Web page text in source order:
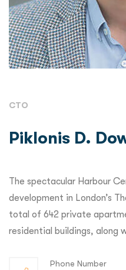
CTO
Piklonis D.
The spectacular Harbour
development in London’s
total of 642 private
residential buildings, along
Phone Number